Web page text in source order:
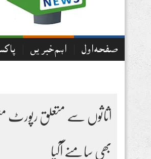
صفحہ اول اہم خبریں
اثاثوں سے متعلق رپورٹ
بھی سامنے آگیا